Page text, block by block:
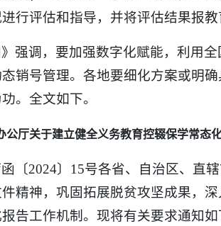
风景区
行评估和指导，并将评估结果报
》强调，要加强数字化赋能，利用
销号管理。各地要细化方案或明
。全文如下。
公厅关于建立健全义务教育控辍保学常态
〔2024〕15号各省、自治区、直
精神，巩固拓展脱贫攻坚成果，
告工作机制。现将有关要求通知